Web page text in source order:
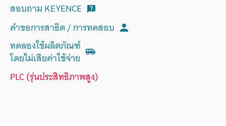
สอบถาม KEYENCE
คำขอการสาธิต / การทดสอบ
ทดลองใช้ผลิตภัณฑ์
โดยไม่เสียค่าใช้จ่าย
PLC (รุ่นประสิทธิภาพสูง)